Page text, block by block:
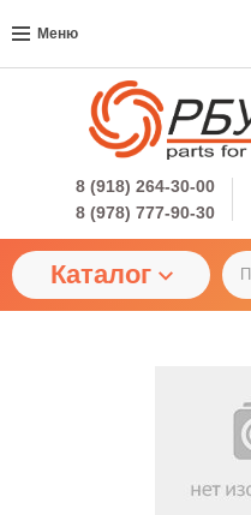
Меню
8 (918) 264-30-00
8 (978) 777-90-30
Каталог